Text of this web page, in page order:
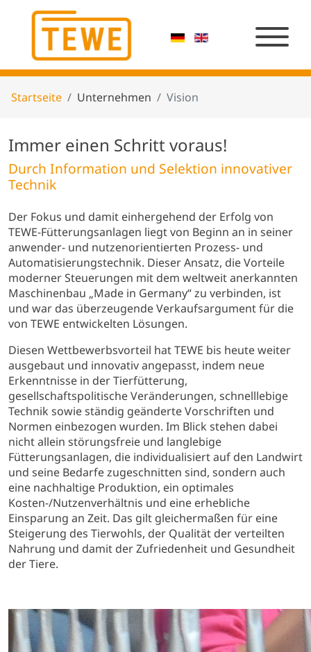
Startseite Unternehmen Vision
Immer einen Schritt voraus!
Durch Information und Selektion innovativer
Technik
Der Fokus und damit einhergehend der Erfolg von
TEWE-Fütterungsanlagen liegt von Beginn an in seiner
anwender- und nutzenorientierten Prozess- und
Automatisierungstechnik. Dieser Ansatz, die Vorteile
moderner Steuerungen mit dem weltweit anerkannten
Maschinenbau „Made in Germany“ zu verbinden, ist
und war das überzeugende Verkaufsargument für die
von TEWE entwickelten Lösungen.
Diesen Wettbewerbsvorteil hat TEWE bis heute weiter
ausgebaut und innovativ angepasst, indem neue
Erkenntnisse in der Tierfütterung,
gesellschaftspolitische Veränderungen, schnelllebige
Technik sowie ständig geänderte Vorschriften und
Normen einbezogen wurden. Im Blick stehen dabei
nicht allein störungsfreie und langlebige
Fütterungsanlagen, die individualisiert auf den Landwirt
und seine Bedarfe zugeschnitten sind, sondern auch
eine nachhaltige Produktion, ein optimales
Kosten-/Nutzenverhältnis und eine erhebliche
Einsparung an Zeit. Das gilt gleichermaßen für eine
Steigerung des Tierwohls, der Qualität der verteilten
Nahrung und damit der Zufriedenheit und Gesundheit
der Tiere.